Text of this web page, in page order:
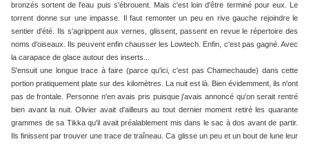
bronzés sortent de l'eau puis s'ébrouent. Mais c'est loin d'être terminé pour eux. Le
torrent donne sur une impasse. Il faut remonter un peu en rive gauche rejoindre le
sentier d'été. Ils s'agrippent aux vernes, glissent, passent en revue le répertoire des
noms d'oiseaux. Ils peuvent enfin chausser les Lowtech. Enfin, c'est pas gagné. Avec
la carapace de glace autour des inserts...
S'ensuit une longue trace à faire (parce qu'ici, c'est pas Chamechaude) dans cette
portion pratiquement plate sur des kilomètres. La nuit est là. Bien évidemment, ils n'ont
pas de frontale. Personne n'en avais pris puisque j'avais annoncé qu'on serait rentré
bien avant la nuit. Olivier avait d'ailleurs au tout dernier moment retiré les quarante
grammes de sa Tikka qu'il avait préalablement mis dans le sac à dos avant de partir.
Ils finissent par trouver une trace de traîneau. Ca glisse un peu et un bout de lune leur